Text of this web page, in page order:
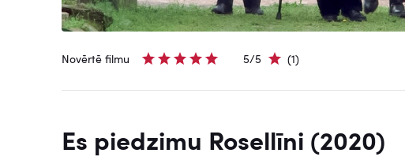
Novērtē filmu 5/5 (1)
Es piedzimu Rosellīni (2020)